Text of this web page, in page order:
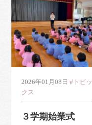
2026年01月08日 #トピッ
クス
３学期始業式